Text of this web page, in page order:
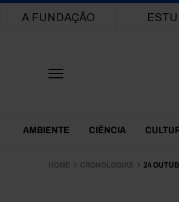
Main navigation
A FUNDAÇÃO
Themes Menu
AMBIENTE CIÊNCIA
HOME CRONOLOGIAS 24